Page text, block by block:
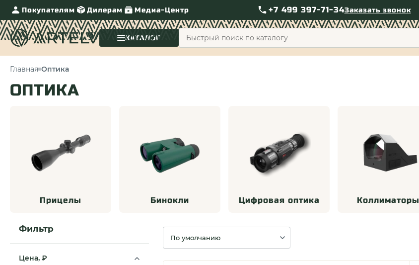
Покупателям Дилерам Медиа-Центр +7 499 397-71-34Заказать звонок
КАТАЛОГ
Главная Оптика
ОПТИКА
Прицелы Бинокли Цифровая оптика Коллиматоры
Фильтр
Цена, ₽
Сортировка